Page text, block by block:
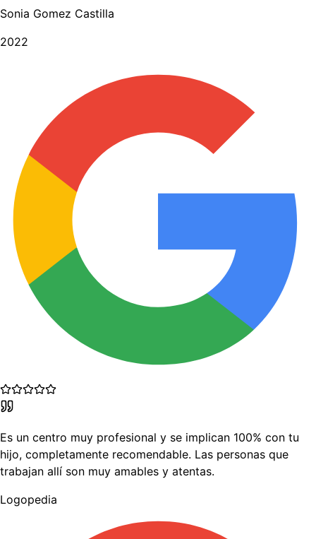
Sonia Gomez Castilla
2022
Es un centro muy profesional y se implican 100% con tu
hijo, completamente recomendable. Las personas que
trabajan allí son muy amables y atentas.
Logopedia